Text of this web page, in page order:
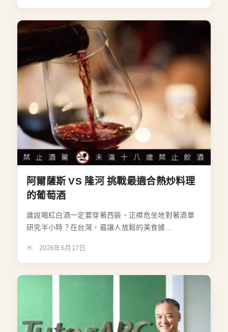
阿爾薩斯 VS 隆河 挑戰最適合熱炒料理
的葡萄酒
誰說喝紅白酒一定要穿著西裝、正襟危坐地對著酒單
研究半小時？在台灣，最讓人放鬆的美食據...
2026年6月17日